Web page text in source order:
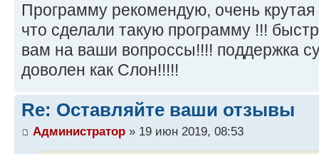
Программу рекомендую, очень
что сделали такую программу !!!
вам на ваши вопроссы!!!! поддержка
доволен как Слон!!!!!
Re: Оставляйте ваши отзывы
Администратор » 19 июн 2019, 08:53